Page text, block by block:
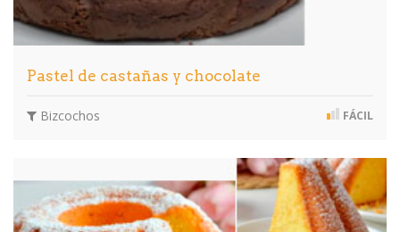
Pastel de castañas y chocolate
Bizcochos FÁCIL